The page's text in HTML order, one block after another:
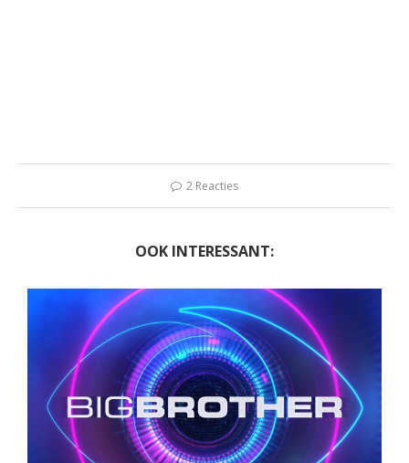
2 Reacties
OOK INTERESSANT: